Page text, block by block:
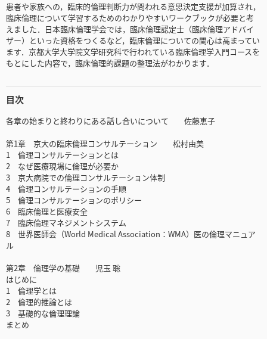
患者や家族への，臨床的倫理判断力が問われる意思決定支援が加算され，
臨床倫理について学習するためのわかりやすいワークブックが必要と考
えました．日本臨床倫理学会では，臨床倫理認定士（臨床倫理アドバイ
ザー）といった資格をつくるなど，臨床倫理についての関心は高まってい
ます．京都大学大学院文学研究科で行われている臨床倫理学入門コースを
もとにした内容で，臨床倫理的課題の整理法がわかります．
目次
各章の始まりと終わりにある話し合いについて 佐藤恵子
第1章 京大の臨床倫理コンサルテーション 松村由美
1 倫理コンサルテーションとは
2 なぜ医療現場に倫理が必要か
3 京大病院での倫理コンサルテーション体制
4 倫理コンサルテーションの手順
5 倫理コンサルテーションのポリシー
6 臨床倫理と医療安全
7 臨床倫理マネジメントシステム
8 世界医師会（World Medical Association：WMA）医の倫理マニュア
ル
第2章 倫理学の基礎 児玉 聡
はじめに
1 倫理学とは
2 倫理的推論とは
3 基礎的な倫理理論
まとめ